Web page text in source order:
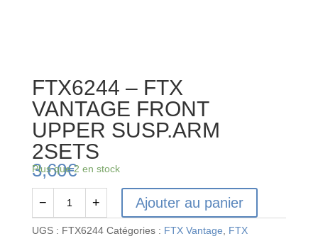
FTX6244 – FTX
VANTAGE FRONT
UPPER SUSP.ARM
2SETS
3,60€
Plus que 2 en stock
quantité
de
− + Ajouter au panier
UGS : FTX6244 Catégories : FTX Vantage
FTX